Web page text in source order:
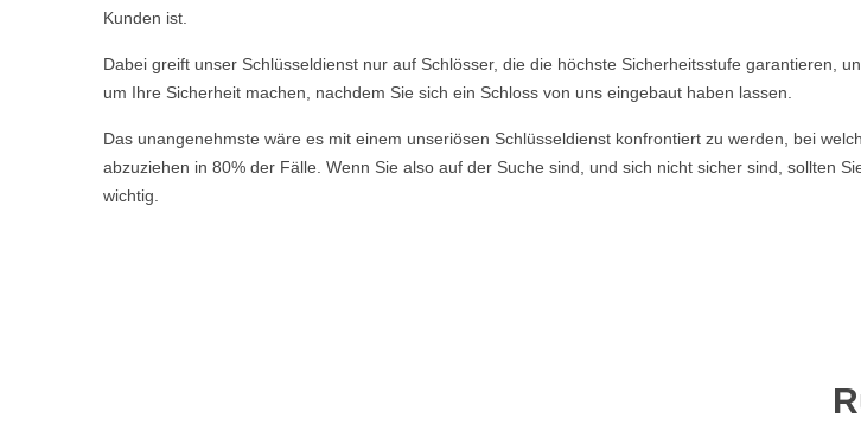
Kunden ist.
Dabei greift unser Schlüsseldienst nur auf Schlösser, die die höchste Sicherheitsstufe garantieren,
um Ihre Sicherheit machen, nachdem Sie sich ein Schloss von uns eingebaut haben lassen.
Das unangenehmste wäre es mit einem unseriösen Schlüsseldienst konfrontiert zu werden, bei
abzuziehen in 80% der Fälle. Wenn Sie also auf der Suche sind, und sich nicht sicher sind, sollten
wichtig.